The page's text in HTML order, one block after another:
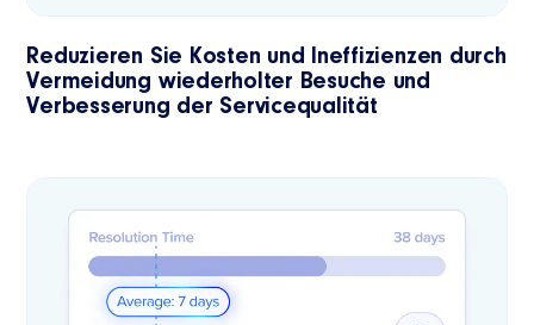
Reduzieren Sie Kosten und Ineffizienzen durch
Vermeidung wiederholter Besuche und
Verbesserung der Servicequalität